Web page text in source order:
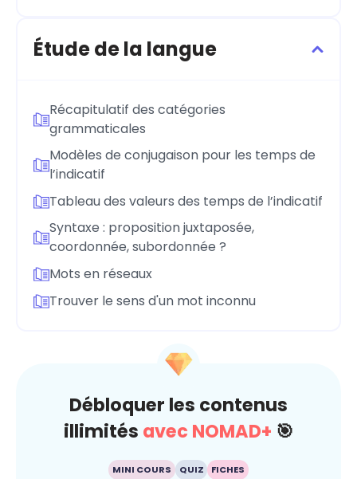
Étude de la langue
Récapitulatif des catégories
grammaticales
Modèles de conjugaison pour les temps de
l’indicatif
Tableau des valeurs des temps de l’indicatif
Syntaxe : proposition juxtaposée,
coordonnée, subordonnée ?
Mots en réseaux
Trouver le sens d'un mot inconnu
Débloquer les contenus
illimités avec NOMAD+ 🎯
MINI COURS QUIZ FICHES